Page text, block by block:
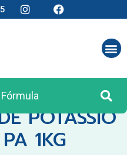
ANALÍTICOS
POTASSIO
1KG